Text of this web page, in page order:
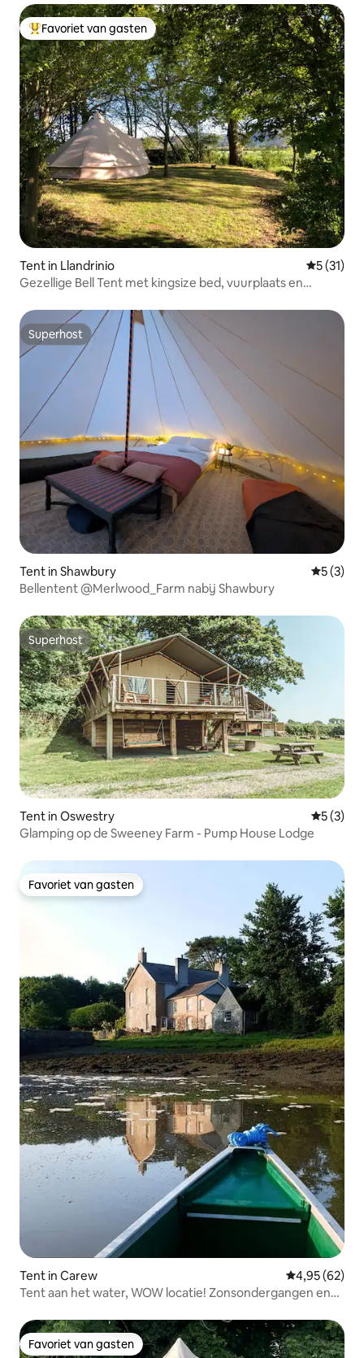
Topfavoriet van gasten
Favoriet van gasten
Tent in Llandrinio
5 (31)
Gezellige Bell Tent met kingsize bed, vuurplaats en
Superhost
Superhost
Tent in Shawbury
5 (3)
Bellentent @Merlwood_Farm nabij Shawbury
Superhost
Superhost
Tent in Oswestry
5 (3)
Glamping op de Sweeney Farm - Pump House Lodge
Favoriet van gasten
Favoriet van gasten
Tent in Carew Gemiddelde
4,95 (62)
Tent aan het water, WOW locatie! Zonsondergangen en
Favoriet van gasten
Favoriet van gasten